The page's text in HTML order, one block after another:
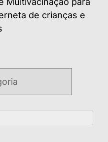
de crianças e